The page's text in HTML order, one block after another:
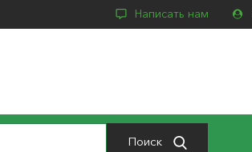
Написать нам
Поиск